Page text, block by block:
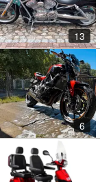
13
6